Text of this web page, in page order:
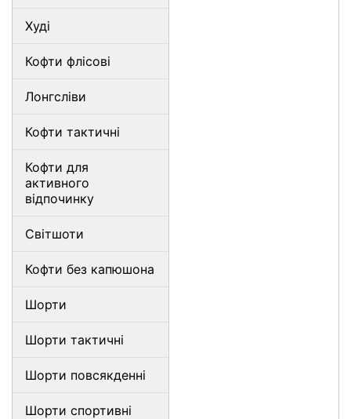
Худі
Кофти флісові
Лонгсліви
Кофти тактичні
Кофти для
активного
відпочинку
Світшоти
Кофти без капюшона
Шорти
Шорти тактичні
Шорти повсякденні
Шорти спортивні